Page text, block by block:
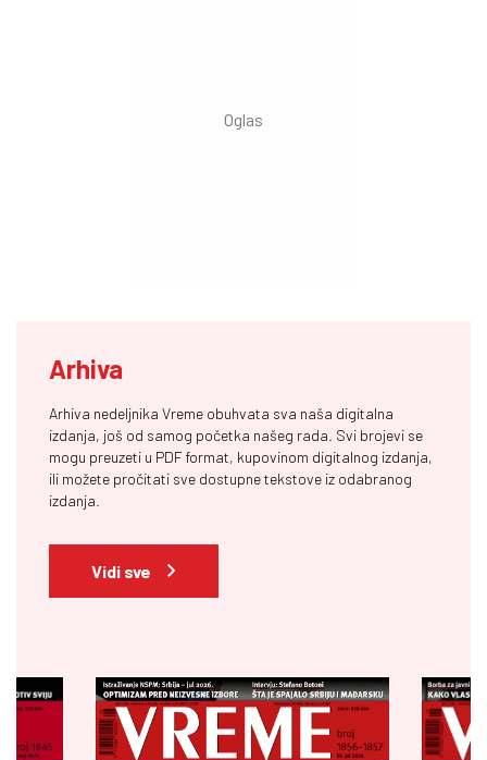
Arhiva
Arhiva nedeljnika Vreme obuhvata sva naša digitalna
izdanja, još od samog početka našeg rada. Svi brojevi se
mogu preuzeti u PDF format, kupovinom digitalnog izdanja,
ili možete pročitati sve dostupne tekstove iz odabranog
izdanja.
Vidi sve